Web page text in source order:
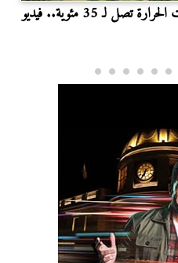
لـ 35 مئوية.. فيديو